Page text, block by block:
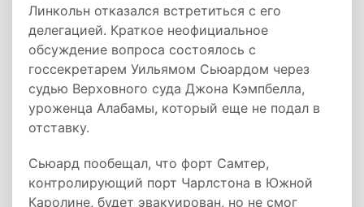
Линкольн отказался встретиться с его
делегацией. Краткое неофициальное
обсуждение вопроса состоялось с
госсекретарем Уильямом Сьюардом через
судью Верховного суда Джона Кэмпбелла,
уроженца Алабамы, который еще не подал в
отставку.
Сьюард пообещал, что форт Самтер,
контролирующий порт Чарлстона в Южной
Каролине, будет эвакуирован, но не смог